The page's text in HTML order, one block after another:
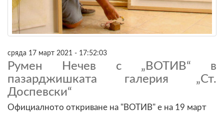
сряда 17 март 2021 - 17:52:03
Румен Нечев с „ВОТИВ“ в
пазарджишката галерия „Ст.
Доспевски“
Официалното откриване на "ВОТИВ" е на 19 март